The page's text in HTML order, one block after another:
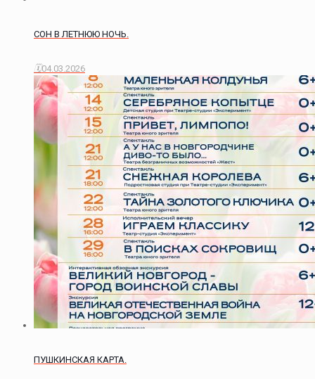
СОН В ЛЕТНЮЮ НОЧЬ.
04.03.2026
ПУШКИНСКАЯ КАРТА.